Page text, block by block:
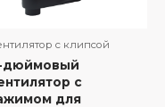
с клипсой
дюймовый
с
для